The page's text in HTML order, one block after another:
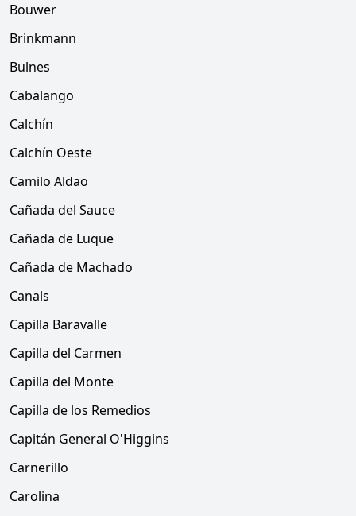
Bouwer
Brinkmann
Bulnes
Cabalango
Calchín
Calchín Oeste
Camilo Aldao
Cañada del Sauce
Cañada de Luque
Cañada de Machado
Canals
Capilla Baravalle
Capilla del Carmen
Capilla del Monte
Capilla de los Remedios
Capitán General O'Higgins
Carnerillo
Carolina